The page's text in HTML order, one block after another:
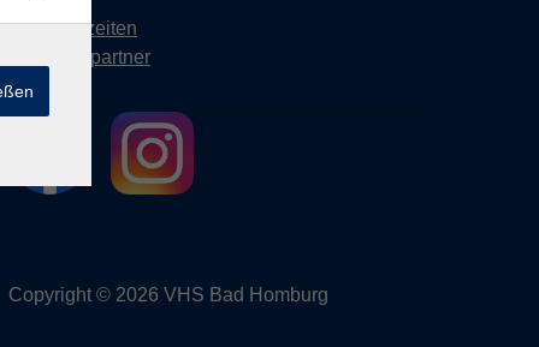
Öffnungszeiten
Ansprechpartner
Copyright © 2026 VHS Bad Homburg